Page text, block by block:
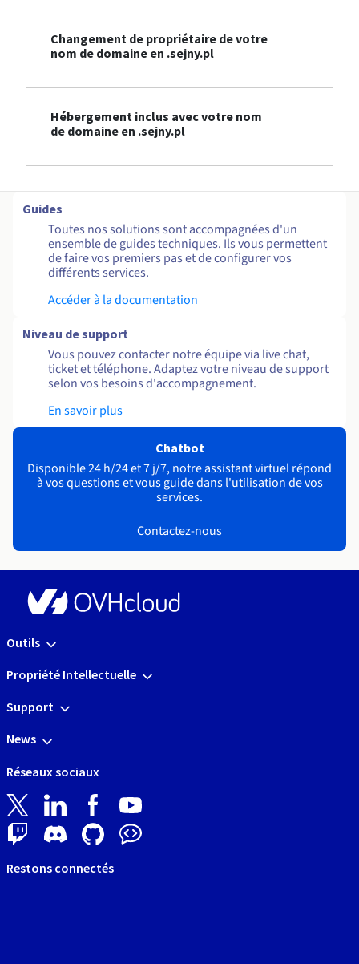
Changement de propriétaire de votre
nom de domaine en .sejny.pl
Hébergement inclus avec votre nom
de domaine en .sejny.pl
Guides
Toutes nos solutions sont accompagnées d'un
ensemble de guides techniques. Ils vous permettent
de faire vos premiers pas et de configurer vos
différents services.
Accéder à la documentation
Niveau de support
Vous pouvez contacter notre équipe via live chat,
ticket et téléphone. Adaptez votre niveau de support
selon vos besoins d'accompagnement.
En savoir plus
Chatbot
Disponible 24 h/24 et 7 j/7, notre assistant virtuel répond
à vos questions et vous guide dans l'utilisation de vos
services.
Contactez-nous
Outils
Propriété Intellectuelle
Support
News
Réseaux sociaux
Restons connectés